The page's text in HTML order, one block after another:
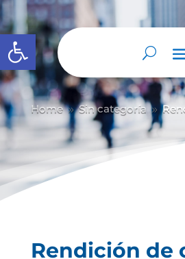
Abrir barra de herramientas
Home 9 Sin categoría 9
Rendición de